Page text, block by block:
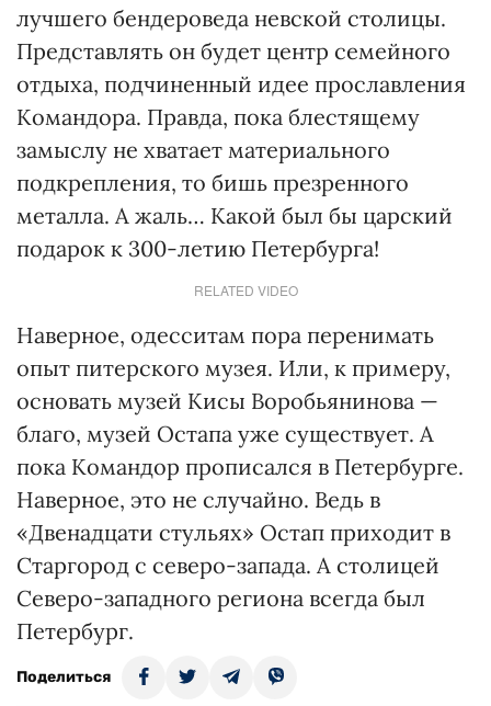
лучшего бендероведа невской столицы.
Представлять он будет центр семейного
отдыха, подчиненный идее прославления
Командора. Правда, пока блестящему
замыслу не хватает материального
подкрепления, то бишь презренного
металла. А жаль… Какой был бы царский
подарок к 300-летию Петербурга!
RELATED VIDEO
Наверное, одесситам пора перенимать
опыт питерского музея. Или, к примеру,
основать музей Кисы Воробьянинова —
благо, музей Остапа уже существует. А
пока Командор прописался в Петербурге.
Наверное, это не случайно. Ведь в
«Двенадцати стульях» Остап приходит в
Старгород с северо-запада. А столицей
Северо-западного региона всегда был
Петербург.
Поделиться